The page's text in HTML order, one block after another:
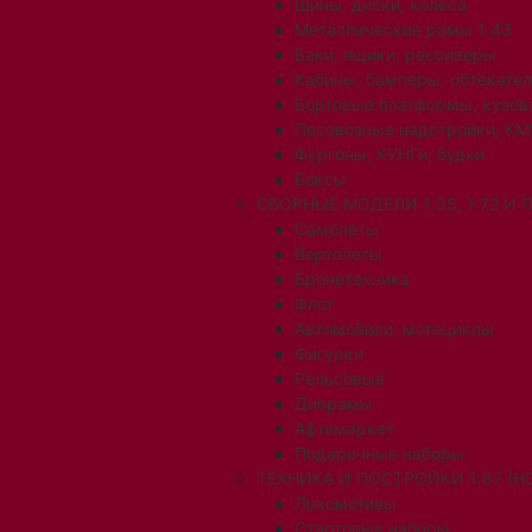
Шины, диски, колеса
Металлические рамы 1:43
Баки, ящики, рессиверы
Кабины, бамперы,
Бортовые платформы,
Лесовозные надстройки,
Фургоны, КУНГи, будки
Боксы
СБОРНЫЕ МОДЕЛИ 1:35, 1:72 И
Самолеты
Вертолеты
Бронетехника
Флот
Автомобили, мотоциклы
Фигурки
Рельсовые
Диорамы
Афтемаркет
Подарочные наборы
ТЕХНИКА И ПОСТРОЙКИ 1:87
Локомотивы
Стартовые наборы